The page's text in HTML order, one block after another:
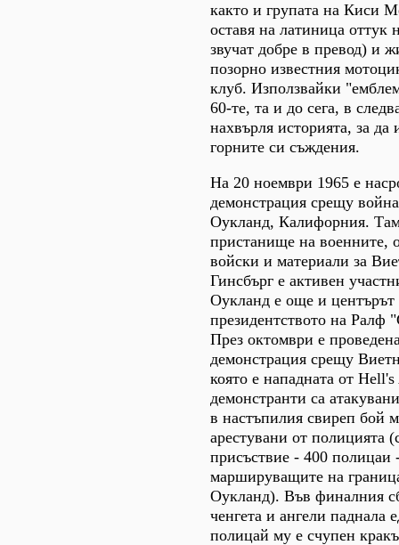
както и групата на Киси
оставя на латиница оттук
звучат добре в превод) и
позорно известния
клуб. Използвайки
60-те, та и до сега, в
нахвърля историята, за
горните си съждения.
На 20 ноември 1965 е
демонстрация срещу
Оукланд, Калифорния.
пристанище на военните,
войски и материали за
Гинсбърг е активен
Оукланд е още и
президентството на Ралф
През октомври е
демонстрация срещу
която е нападната от
демонстранти са
в настъпилия свиреп бой
арестувани от полицията
присъствие - 400 полицаи
маршируващите на
Оукланд). Във финалния
ченгета и ангели паднала
полицай му е счупен